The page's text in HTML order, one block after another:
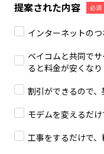
提案された内容 必須
インターネットの
ベイコムと共同で
ると料金が安くなり
割引ができるので、
モデムを変えるだけ
工事をするだけで、